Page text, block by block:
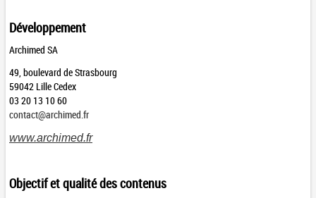
Développement
Archimed SA
49, boulevard de Strasbourg
59042 Lille Cedex
03 20 13 10 60
contact@archimed.fr
www.archimed.fr
Objectif et qualité des contenus